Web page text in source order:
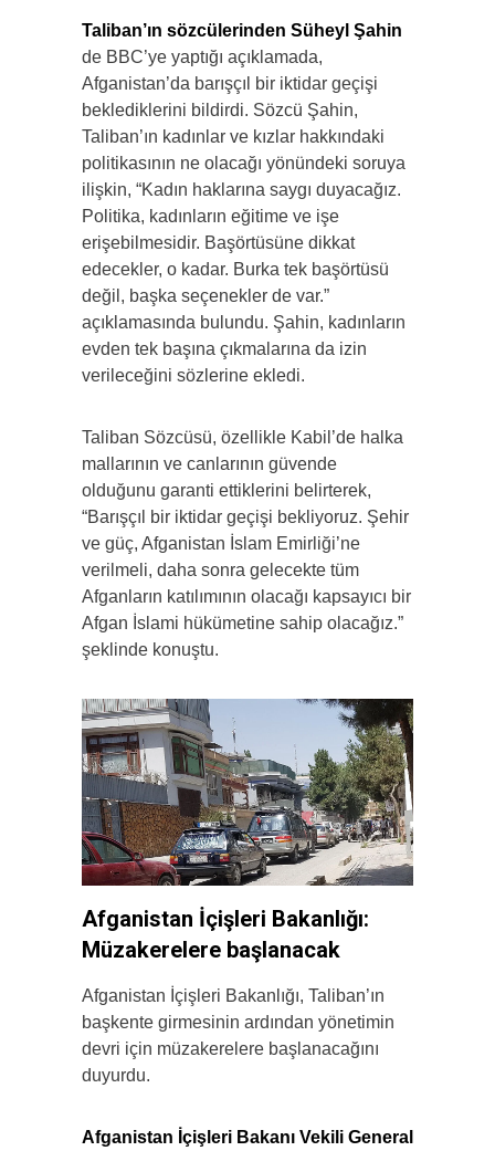
Taliban’ın sözcülerinden Süheyl Şahin
de BBC’ye yaptığı açıklamada,
Afganistan’da barışçıl bir iktidar geçişi
beklediklerini bildirdi. Sözcü Şahin,
Taliban’ın kadınlar ve kızlar hakkındaki
politikasının ne olacağı yönündeki soruya
ilişkin, “Kadın haklarına saygı duyacağız.
Politika, kadınların eğitime ve işe
erişebilmesidir. Başörtüsüne dikkat
edecekler, o kadar. Burka tek başörtüsü
değil, başka seçenekler de var.”
açıklamasında bulundu. Şahin, kadınların
evden tek başına çıkmalarına da izin
verileceğini sözlerine ekledi.
Taliban Sözcüsü, özellikle Kabil’de halka
mallarının ve canlarının güvende
olduğunu garanti ettiklerini belirterek,
“Barışçıl bir iktidar geçişi bekliyoruz. Şehir
ve güç, Afganistan İslam Emirliği’ne
verilmeli, daha sonra gelecekte tüm
Afganların katılımının olacağı kapsayıcı bir
Afgan İslami hükümetine sahip olacağız.”
şeklinde konuştu.
Afganistan İçişleri Bakanlığı:
Müzakerelere başlanacak
Afganistan İçişleri Bakanlığı, Taliban’ın
başkente girmesinin ardından yönetimin
devri için müzakerelere başlanacağını
duyurdu.
Afganistan İçişleri Bakanı Vekili General